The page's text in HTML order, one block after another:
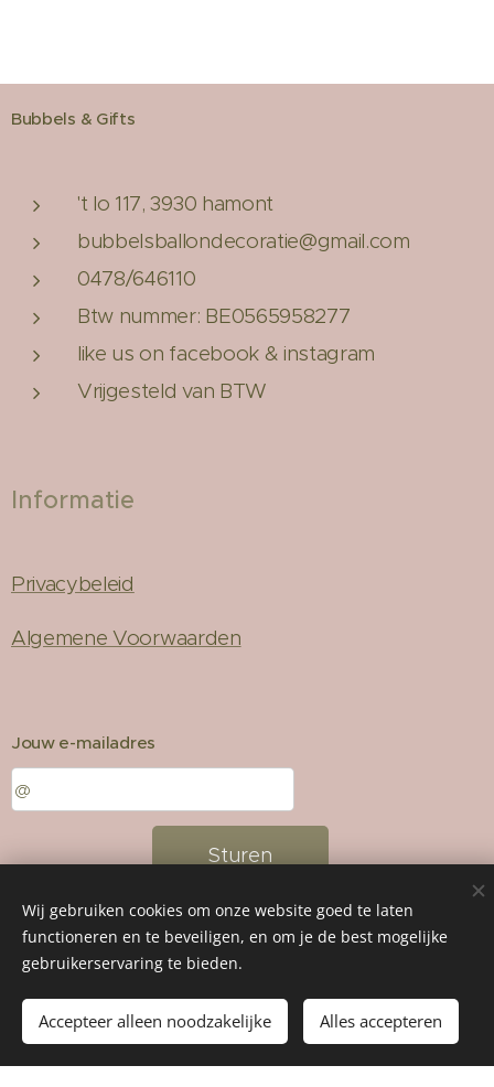
Toevoegen aan de winkelwagen
Bubbels & Gifts
't lo 117, 3930 hamont
bubbelsballondecoratie@gmail.com
0478/646110
Btw nummer: BE0565958277
like us on facebook & instagram
Vrijgesteld van BTW
Informatie
Privacybeleid
Algemene Voorwaarden
Jouw e-mailadres
Sturen
Mogelijk gemaakt doorWebnode Cookies
Wij gebruiken cookies om onze website goed te laten
functioneren en te beveiligen, en om je de best mogelijke
gebruikerservaring te bieden.
Accepteer alleen noodzakelijke Alles accepteren
google-site-